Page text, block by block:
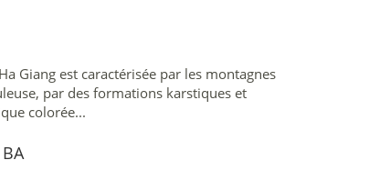
Giang est caractérisée par les montagnes
par des formations karstiques et
colorée...